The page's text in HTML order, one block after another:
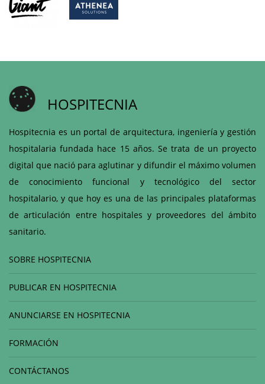
HOSPITECNIA
Hospitecnia es un portal de arquitectura, ingeniería y gestión
hospitalaria fundada hace 15 años. Se trata de un proyecto
digital que nació para aglutinar y difundir el máximo volumen
de conocimiento funcional y tecnológico del sector
hospitalario, y que hoy es una de las principales plataformas
de articulación entre hospitales y proveedores del ámbito
sanitario.
SOBRE HOSPITECNIA
PUBLICAR EN HOSPITECNIA
ANUNCIARSE EN HOSPITECNIA
FORMACIÓN
CONTÁCTANOS